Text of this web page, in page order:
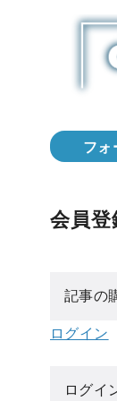
フォ
会員
記事の
ログイン
ログイ